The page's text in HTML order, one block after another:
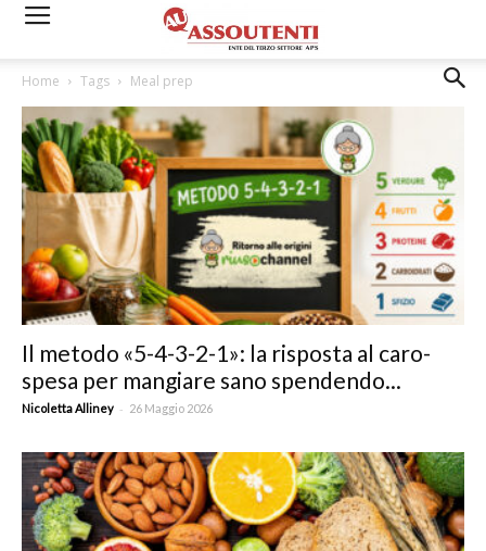
Home Tags Meal prep
Il metodo «5-4-3-2-1»: la risposta al caro-
spesa per mangiare sano spendendo...
Nicoletta Alliney - 26 Maggio 2026